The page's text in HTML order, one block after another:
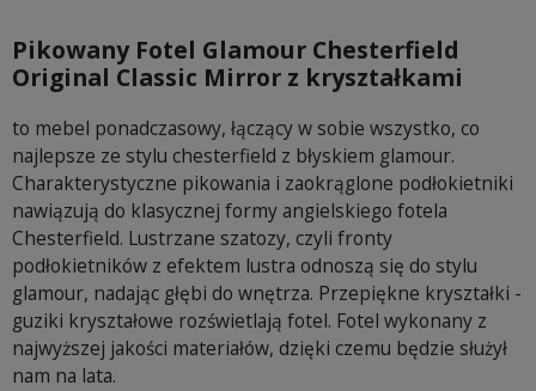
Pikowany Fotel Glamour Chesterfield
Original Classic Mirror z kryształkami
to mebel ponadczasowy, łączący w sobie wszystko, co
najlepsze ze stylu chesterfield z błyskiem glamour.
Charakterystyczne pikowania i zaokrąglone podłokietniki
nawiązują do klasycznej formy angielskiego fotela
Chesterfield. Lustrzane szatozy, czyli fronty
podłokietników z efektem lustra odnoszą się do stylu
glamour, nadając głębi do wnętrza. Przepiękne kryształki -
guziki kryształowe rozświetlają fotel. Fotel wykonany z
najwyższej jakości materiałów, dzięki czemu będzie służył
nam na lata.